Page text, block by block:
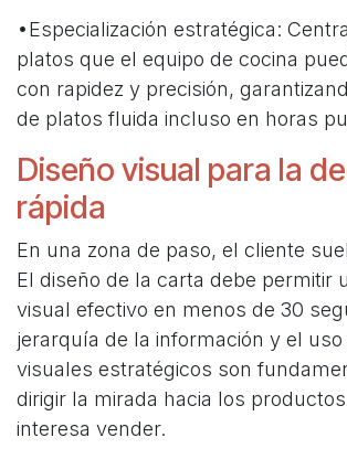
•Especialización estratégica:
platos que el equipo de cocina
con rapidez y precisión,
de platos fluida incluso en horas
Diseño visual para la
rápida
En una zona de paso, el cliente
El diseño de la carta debe permitir
visual efectivo en menos de 30
jerarquía de la información y el
visuales estratégicos son
dirigir la mirada hacia los
interesa vender.